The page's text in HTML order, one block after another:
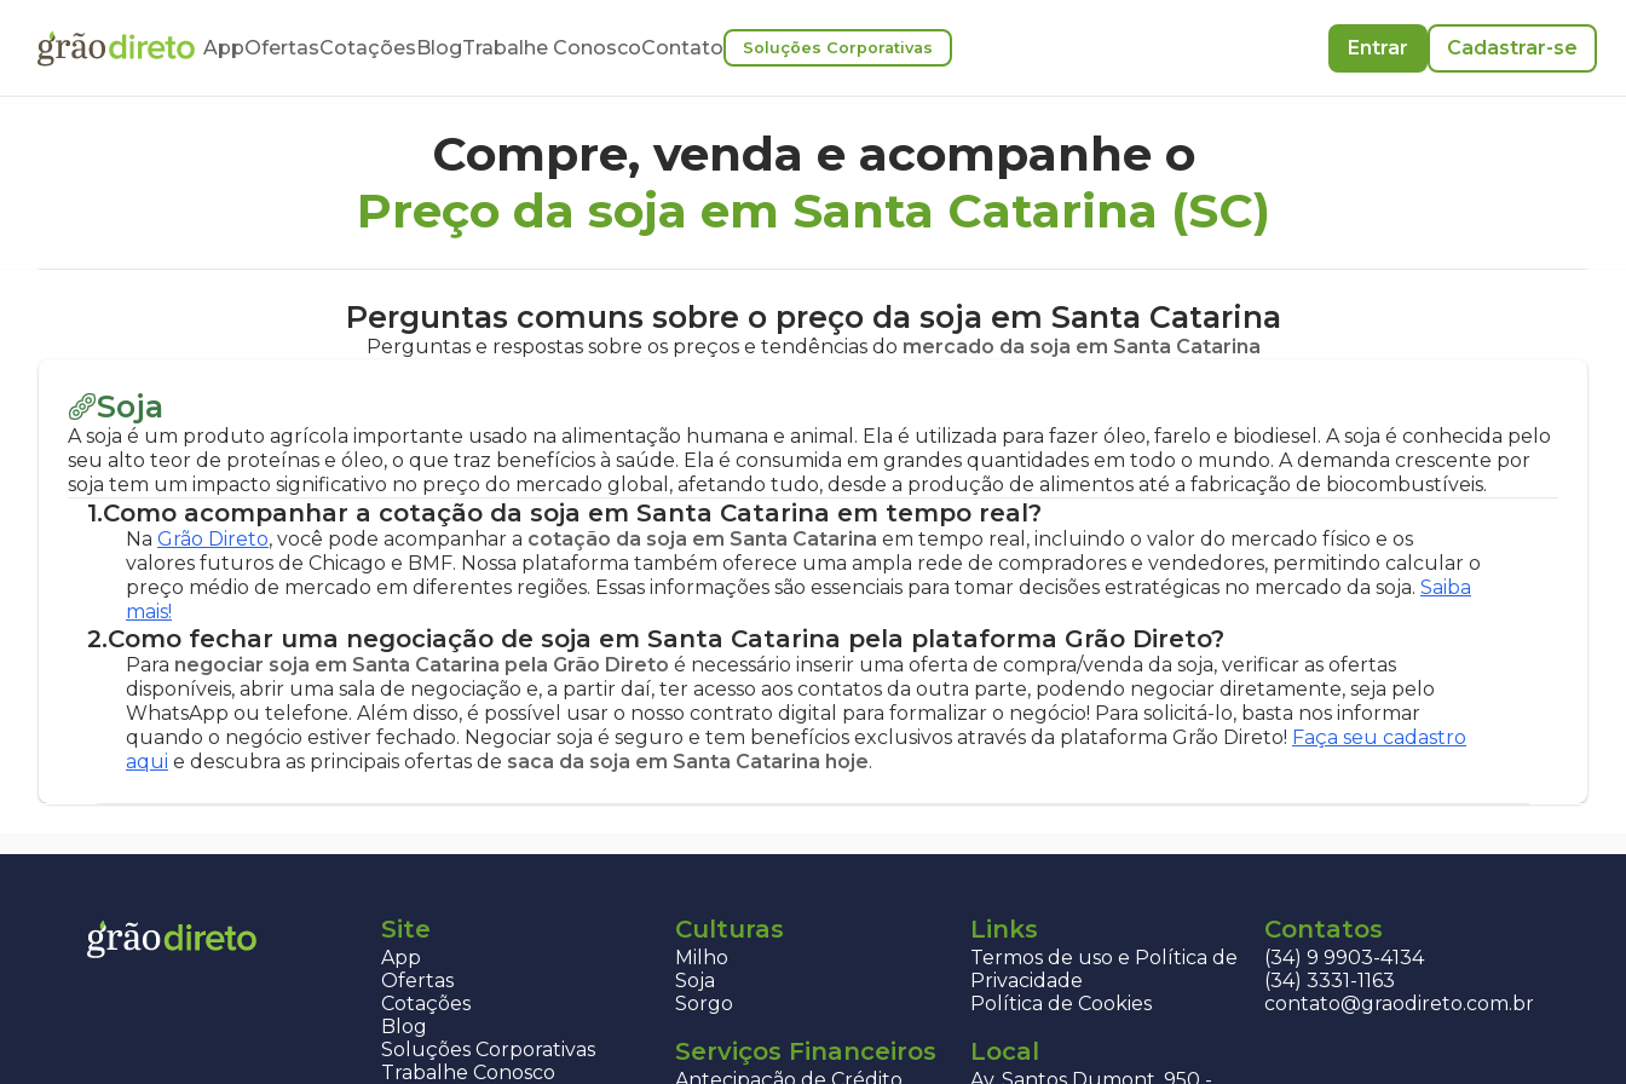
AppOfertasCotaçõesBlogTrabalhe ConoscoContato Soluções Corporativas Entrar Cadastrar-se
Compre, venda e acompanhe o
Preço da soja em Santa Catarina (SC)
Perguntas comuns sobre o preço da soja em Santa Catarina
Perguntas e respostas sobre os preços e tendências do mercado da soja em Santa Catarina
Soja
A soja é um produto agrícola importante usado na alimentação humana e animal. Ela é utilizada para fazer óleo, farelo e biodiesel. A soja é conhecida pelo
seu alto teor de proteínas e óleo, o que traz benefícios à saúde. Ela é consumida em grandes quantidades em todo o mundo. A demanda crescente por
soja tem um impacto significativo no preço do mercado global, afetando tudo, desde a produção de alimentos até a fabricação de biocombustíveis.
1.Como acompanhar a cotação da soja em Santa Catarina em tempo real?
Na Grão Direto, você pode acompanhar a cotação da soja em Santa Catarina em tempo real, incluindo o valor do mercado físico e os
valores futuros de Chicago e BMF. Nossa plataforma também oferece uma ampla rede de compradores e vendedores, permitindo calcular o
preço médio de mercado em diferentes regiões. Essas informações são essenciais para tomar decisões estratégicas no mercado da soja. Saiba
mais!
2.Como fechar uma negociação de soja em Santa Catarina pela plataforma Grão Direto?
Para negociar soja em Santa Catarina pela Grão Direto é necessário inserir uma oferta de compra/venda da soja, verificar as ofertas
disponíveis, abrir uma sala de negociação e, a partir daí, ter acesso aos contatos da outra parte, podendo negociar diretamente, seja pelo
WhatsApp ou telefone. Além disso, é possível usar o nosso contrato digital para formalizar o negócio! Para solicitá-lo, basta nos informar
quando o negócio estiver fechado. Negociar soja é seguro e tem benefícios exclusivos através da plataforma Grão Direto! Faça seu cadastro
aqui e descubra as principais ofertas de saca da soja em Santa Catarina hoje.
Site
App
Ofertas
Cotações
Blog
Soluções Corporativas
Trabalhe Conosco
Culturas
Milho
Soja
Sorgo
Links
Termos de uso e Política de
Privacidade
Política de Cookies
Contatos
(34) 9 9903-4134
(34) 3331-1163
contato@graodireto.com.br
Serviços Financeiros Local